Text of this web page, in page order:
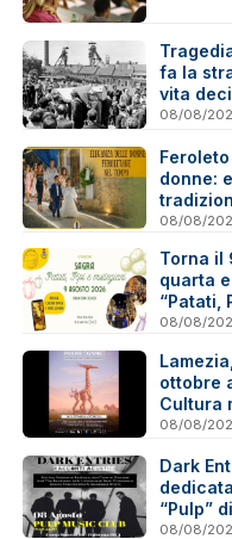
fa la
vita
08/08/
donne:
08/08/
Torna il
quarta
“Patati,
08/08/
ottobre
Cultura
Virtual
08/08/
Dark
“Pulp”
08/08/